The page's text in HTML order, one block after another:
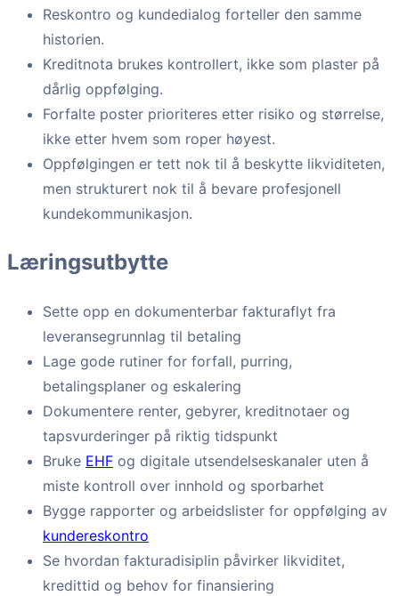
Reskontro og kundedialog forteller den samme
historien.
Kreditnota brukes kontrollert, ikke som plaster på
dårlig oppfølging.
Forfalte poster prioriteres etter risiko og størrelse,
ikke etter hvem som roper høyest.
Oppfølgingen er tett nok til å beskytte likviditeten,
men strukturert nok til å bevare profesjonell
kundekommunikasjon.
Læringsutbytte
Sette opp en dokumenterbar fakturaflyt fra
leveransegrunnlag til betaling
Lage gode rutiner for forfall, purring,
betalingsplaner og eskalering
Dokumentere renter, gebyrer, kreditnotaer og
tapsvurderinger på riktig tidspunkt
Bruke EHF og digitale utsendelseskanaler uten å
miste kontroll over innhold og sporbarhet
Bygge rapporter og arbeidslister for oppfølging av
kundereskontro
Se hvordan fakturadisiplin påvirker likviditet,
kredittid og behov for finansiering